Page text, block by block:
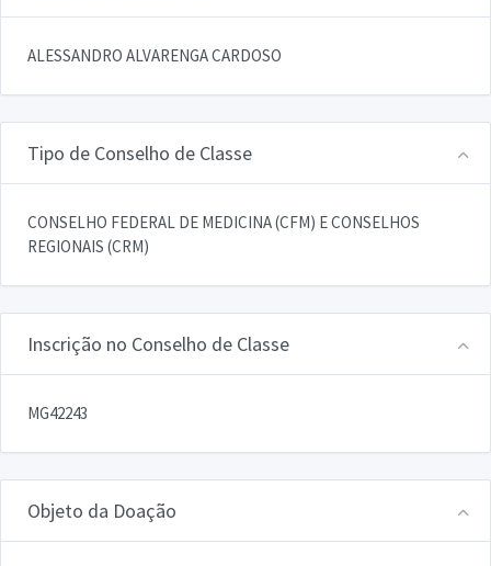
ALESSANDRO ALVARENGA CARDOSO
Tipo de Conselho de Classe
CONSELHO FEDERAL DE MEDICINA (CFM) E CONSELHOS
REGIONAIS (CRM)
Inscrição no Conselho de Classe
MG42243
Objeto da Doação